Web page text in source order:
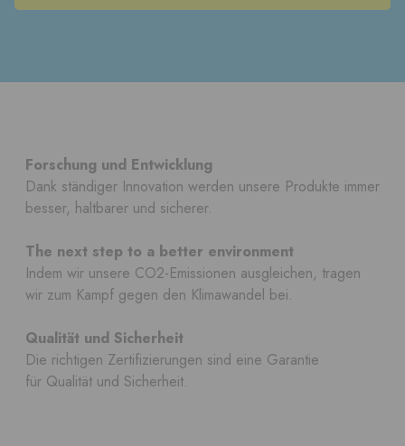
Forschung und Entwicklung
Dank ständiger Innovation werden unsere Produkte immer
besser, haltbarer und sicherer.
The next step to a better environment
Indem wir unsere CO2-Emissionen ausgleichen, tragen
wir zum Kampf gegen den Klimawandel bei.
Qualität und Sicherheit
Die richtigen Zertifizierungen sind eine Garantie
für Qualität und Sicherheit.